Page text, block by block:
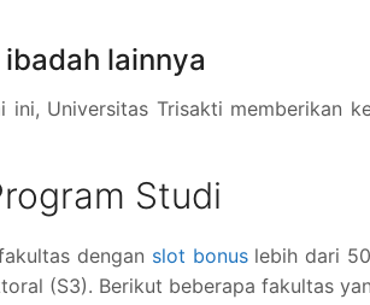
lainnya
ini, Universitas Trisakti memberikan
Studi
dengan slot bonuslebih dari
(S3). Berikut beberapa fakultas